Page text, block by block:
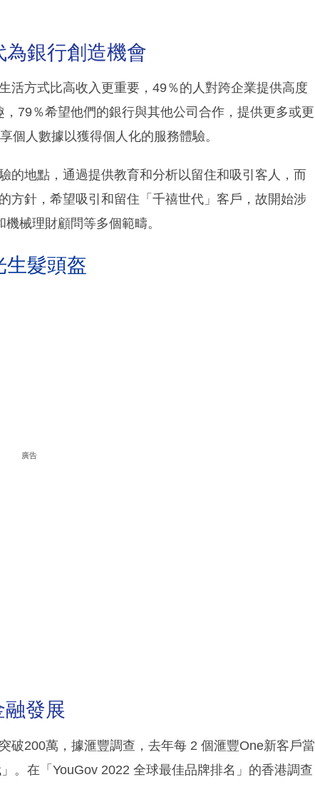
銀行創造機會
活方式比高收入更重要，49％的人對跨企業提供高度
79％希望他們的銀行與其他公司合作，提供更多或更
個人數據以獲得個人化的服務體驗。
的地點，通過提供教育和分析以留住和吸引客人，而
方針，希望吸引和留住「千禧世代」客戶，故開始涉
械理財顧問等多個範疇。
生髮頭盔
廣告
發展
破200萬，據滙豐調查，去年每 2 個滙豐One新客戶當
。在「YouGov 2022 全球最佳品牌排名」的香港調查